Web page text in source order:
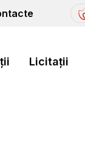
Licitații